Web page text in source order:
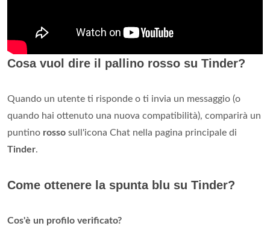
Cosa vuol dire il pallino rosso su Tinder?
Quando un utente ti risponde o ti invia un messaggio (o
quando hai ottenuto una nuova compatibilità), comparirà un
puntino rosso sull'icona Chat nella pagina principale di
Tinder.
Come ottenere la spunta blu su Tinder?
Cos'è un profilo verificato?